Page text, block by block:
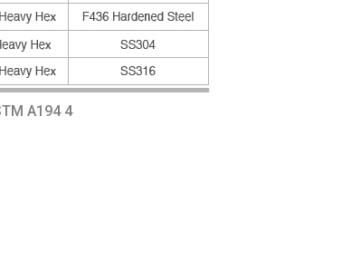
A194 4